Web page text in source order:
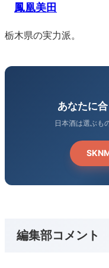
鳳凰美田
栃木県の実力派。
あなたに
日本酒は選ぶも
編集部コメント